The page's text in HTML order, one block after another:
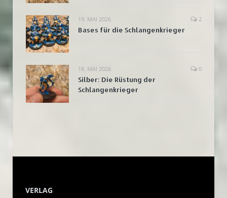
19. MAI 2026 2
Bases für die Schlangenkrieger
18. MAI 2026 0
Silber: Die Rüstung der
Schlangenkrieger
VERLAG